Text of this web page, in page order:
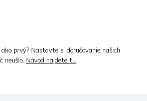
prvý? Nastavte si doručovanie našich
neušlo. Návod nájdete tu.